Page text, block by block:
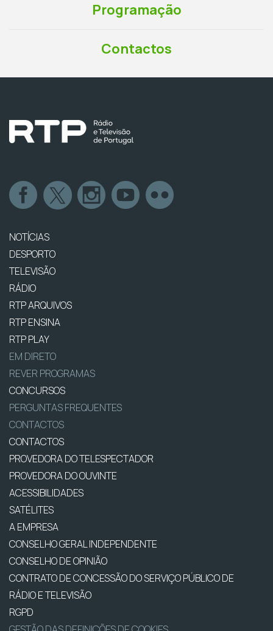
Programação
Contactos
NOTÍCIAS
DESPORTO
TELEVISÃO
RÁDIO
RTP ARQUIVOS
RTP ENSINA
RTP PLAY
EM DIRETO
REVER PROGRAMAS
CONCURSOS
PERGUNTAS FREQUENTES
CONTACTOS
CONTACTOS
PROVEDORA DO TELESPECTADOR
PROVEDORA DO OUVINTE
ACESSIBILIDADES
SATÉLITES
A EMPRESA
CONSELHO GERAL INDEPENDENTE
CONSELHO DE OPINIÃO
CONTRATO DE CONCESSÃO DO SERVIÇO PÚBLICO DE
RÁDIO E TELEVISÃO
RGPD